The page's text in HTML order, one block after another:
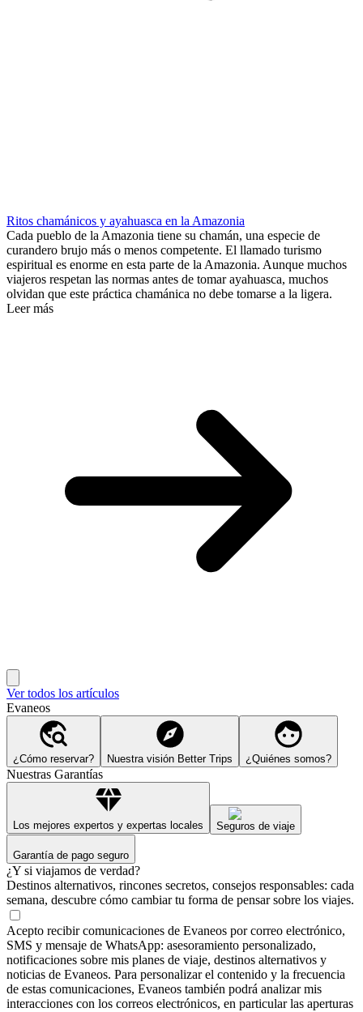
Ritos chamánicos y ayahuasca en la Amazonia
Cada pueblo de la Amazonia tiene su chamán, una especie de
curandero brujo más o menos competente. El llamado turismo
espiritual es enorme en esta parte de la Amazonia. Aunque muchos
viajeros respetan las normas antes de tomar ayahuasca, muchos
olvidan que este práctica chamánica no debe tomarse a la ligera.
Leer más
Ver todos los artículos
Evaneos
¿Cómo reservar? Nuestra visión Better Trips ¿Quiénes somos?
Nuestras Garantías
Los mejores expertos y expertas locales Seguros de viaje
Garantía de pago seguro
¿Y si viajamos de verdad?
Destinos alternativos, rincones secretos, consejos responsables: cada
semana, descubre cómo cambiar tu forma de pensar sobre los viajes.
Acepto recibir comunicaciones de Evaneos por correo electrónico,
SMS y mensaje de WhatsApp: asesoramiento personalizado,
notificaciones sobre mis planes de viaje, destinos alternativos y
noticias de Evaneos. Para personalizar el contenido y la frecuencia
de estas comunicaciones, Evaneos también podrá analizar mis
interacciones con los correos electrónicos, en particular las aperturas